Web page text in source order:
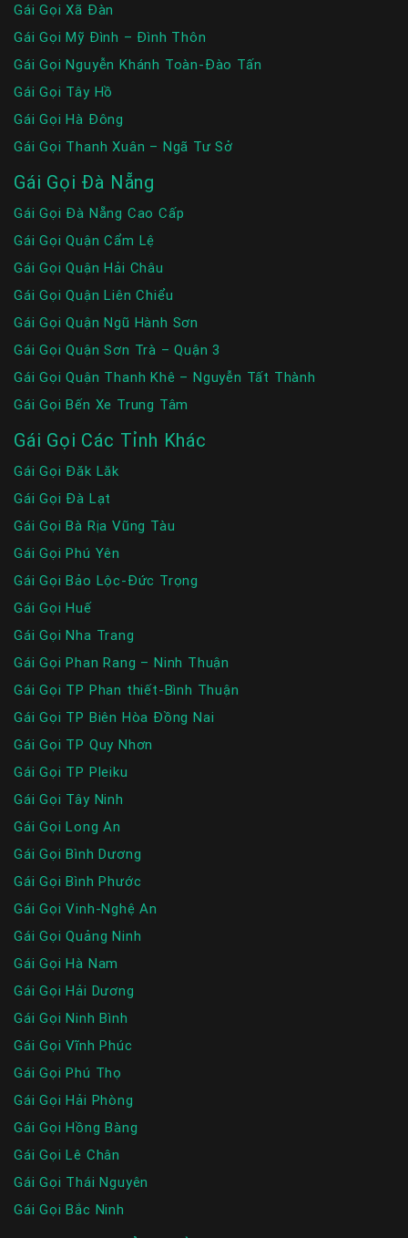
Gái Gọi Xã Đàn
Gái Gọi Mỹ Đình – Đình Thôn
Gái Gọi Nguyễn Khánh Toàn-Đào Tấn
Gái Gọi Tây Hồ
Gái Gọi Hà Đông
Gái Gọi Thanh Xuân – Ngã Tư Sở
Gái Gọi Đà Nẵng
Gái Gọi Đà Nẵng Cao Cấp
Gái Gọi Quận Cẩm Lệ
Gái Gọi Quận Hải Châu
Gái Gọi Quận Liên Chiểu
Gái Gọi Quận Ngũ Hành Sơn
Gái Gọi Quận Sơn Trà – Quận 3
Gái Gọi Quận Thanh Khê – Nguyễn Tất Thành
Gái Gọi Bến Xe Trung Tâm
Gái Gọi Các Tỉnh Khác
Gái Gọi Đăk Lăk
Gái Gọi Đà Lạt
Gái Gọi Bà Rịa Vũng Tàu
Gái Gọi Phú Yên
Gái Gọi Bảo Lộc-Đức Trọng
Gái Gọi Huế
Gái Gọi Nha Trang
Gái Gọi Phan Rang – Ninh Thuận
Gái Gọi TP Phan thiết-Bình Thuận
Gái Gọi TP Biên Hòa Đồng Nai
Gái Gọi TP Quy Nhơn
Gái Gọi TP Pleiku
Gái Gọi Tây Ninh
Gái Gọi Long An
Gái Gọi Bình Dương
Gái Gọi Bình Phước
Gái Gọi Vinh-Nghệ An
Gái Gọi Quảng Ninh
Gái Gọi Hà Nam
Gái Gọi Hải Dương
Gái Gọi Ninh Bình
Gái Gọi Vĩnh Phúc
Gái Gọi Phú Thọ
Gái Gọi Hải Phòng
Gái Gọi Hồng Bàng
Gái Gọi Lê Chân
Gái Gọi Thái Nguyên
Gái Gọi Bắc Ninh